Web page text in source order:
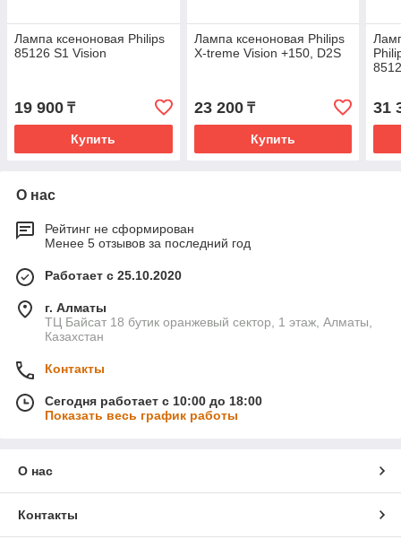
Лампа ксеноновая Philips
85126 S1 Vision
19 900 ₸
Купить
Лампа ксеноновая Philips
X-treme Vision +150, D2S
23 200₸
Купить
31
О нас
Рейтинг не сформирован
Менее 5 отзывов за последний год
Работает с 25.10.2020
г. Алматы
ТЦ Байсат 18 бутик оранжевый сектор, 1 этаж, Алматы,
Казахстан
Контакты
Сегодня работает с 10:00 до 18:00
Показать весь график работы
О нас
Контакты